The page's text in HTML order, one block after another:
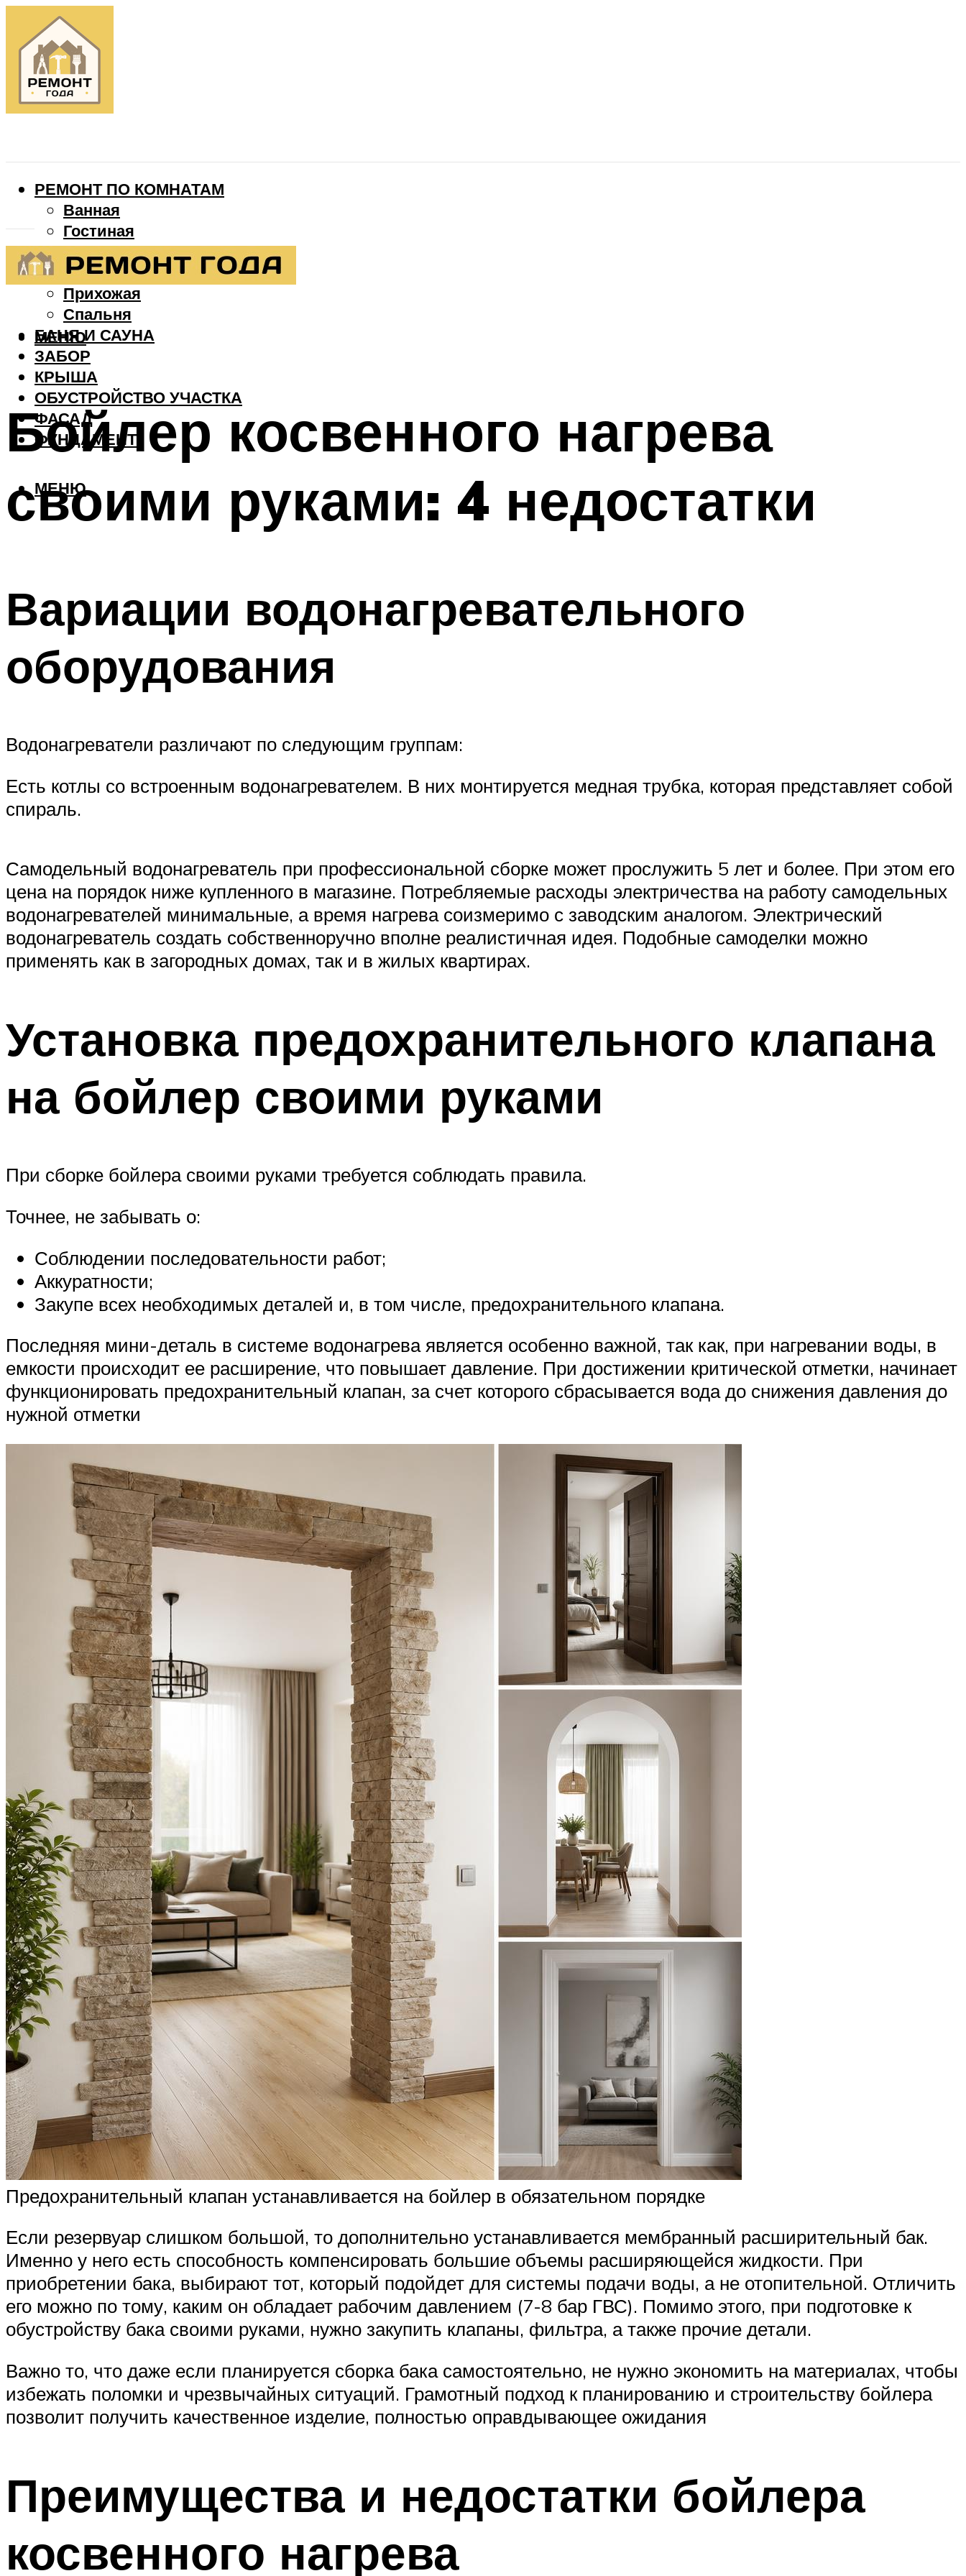
РЕМОНТ ПО КОМНАТАМ
Ванная
Гостиная
Детская
Кухня
Прихожая
Спальня
БАНЯ И САУНА
ЗАБОР
КРЫША
ОБУСТРОЙСТВО УЧАСТКА
ФАСАД
ФУНДАМЕНТ
МЕНЮ
МЕНЮ
Бойлер косвенного нагрева
своими руками: 4 недостатки
Вариации водонагревательного
оборудования
Водонагреватели различают по следующим группам:
Есть котлы со встроенным водонагревателем. В них монтируется медная трубка, которая представляет собой
спираль.
Самодельный водонагреватель при профессиональной сборке может прослужить 5 лет и более. При этом его
цена на порядок ниже купленного в магазине. Потребляемые расходы электричества на работу самодельных
водонагревателей минимальные, а время нагрева соизмеримо с заводским аналогом. Электрический
водонагреватель создать собственноручно вполне реалистичная идея. Подобные самоделки можно
применять как в загородных домах, так и в жилых квартирах.
Установка предохранительного клапана
на бойлер своими руками
При сборке бойлера своими руками требуется соблюдать правила.
Точнее, не забывать о:
Соблюдении последовательности работ;
Аккуратности;
Закупе всех необходимых деталей и, в том числе, предохранительного клапана.
Последняя мини-деталь в системе водонагрева является особенно важной, так как, при нагревании воды, в
емкости происходит ее расширение, что повышает давление. При достижении критической отметки, начинает
функционировать предохранительный клапан, за счет которого сбрасывается вода до снижения давления до
нужной отметки
Предохранительный клапан устанавливается на бойлер в обязательном порядке
Если резервуар слишком большой, то дополнительно устанавливается мембранный расширительный бак.
Именно у него есть способность компенсировать большие объемы расширяющейся жидкости. При
приобретении бака, выбирают тот, который подойдет для системы подачи воды, а не отопительной. Отличить
его можно по тому, каким он обладает рабочим давлением (7-8 бар ГВС). Помимо этого, при подготовке к
обустройству бака своими руками, нужно закупить клапаны, фильтра, а также прочие детали.
Важно то, что даже если планируется сборка бака самостоятельно, не нужно экономить на материалах, чтобы
избежать поломки и чрезвычайных ситуаций. Грамотный подход к планированию и строительству бойлера
позволит получить качественное изделие, полностью оправдывающее ожидания
Преимущества и недостатки бойлера
косвенного нагрева